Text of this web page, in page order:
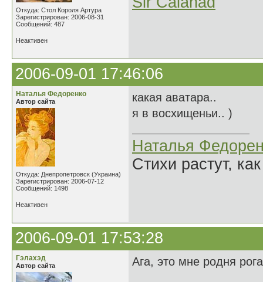
Откуда: Стол Короля Артура
Зарегистрирован: 2006-08-31
Сообщений: 487
Неактивен
2006-09-01 17:46:06
Наталья Федоренко
Автор сайта
Откуда: Днепропетровск (Украина)
Зарегистрирован: 2006-07-12
Сообщений: 1498
какая аватара..
я в восхищеньи.. )
Наталья
Стихи растут,
Неактивен
2006-09-01 17:53:28
Гэлахэд
Автор сайта Ага, это мне родня